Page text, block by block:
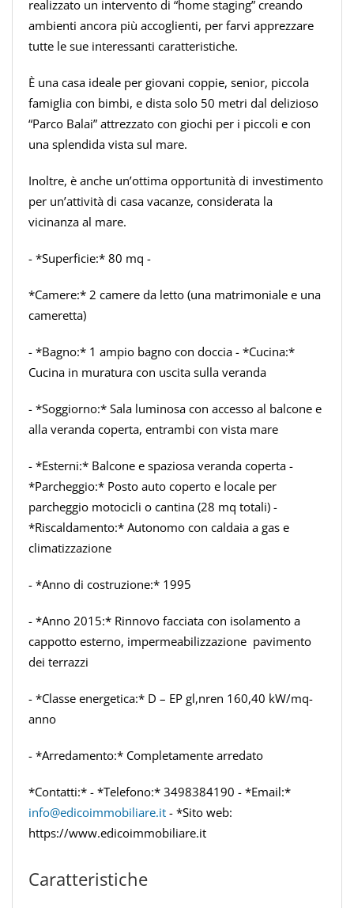
realizzato un intervento di “home staging” creando
ambienti ancora più accoglienti, per farvi apprezzare
tutte le sue interessanti caratteristiche.
È una casa ideale per giovani coppie, senior, piccola
famiglia con bimbi, e dista solo 50 metri dal delizioso
“Parco Balai” attrezzato con giochi per i piccoli e con
una splendida vista sul mare.
Inoltre, è anche un’ottima opportunità di investimento
per un’attività di casa vacanze, considerata la
vicinanza al mare.
- *Superficie:* 80 mq -
*Camere:* 2 camere da letto (una matrimoniale e una
cameretta)
- *Bagno:* 1 ampio bagno con doccia - *Cucina:*
Cucina in muratura con uscita sulla veranda
- *Soggiorno:* Sala luminosa con accesso al balcone e
alla veranda coperta, entrambi con vista mare
- *Esterni:* Balcone e spaziosa veranda coperta -
*Parcheggio:* Posto auto coperto e locale per
parcheggio motocicli o cantina (28 mq totali) -
*Riscaldamento:* Autonomo con caldaia a gas e
climatizzazione
- *Anno di costruzione:* 1995
- *Anno 2015:* Rinnovo facciata con isolamento a
cappotto esterno, impermeabilizzazione pavimento
dei terrazzi
- *Classe energetica:* D – EP gl,nren 160,40 kW/mq-
anno
- *Arredamento:* Completamente arredato
*Contatti:* - *Telefono:* 3498384190 - *Email:*
info@edicoimmobiliare.it - *Sito web:
https://www.edicoimmobiliare.it
Caratteristiche